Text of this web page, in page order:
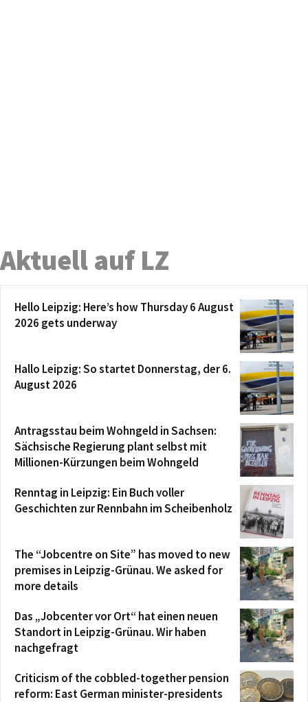
Aktuell auf LZ
Hello Leipzig: Here’s how Thursday 6 August
2026 gets underway
Hallo Leipzig: So startet Donnerstag, der 6.
August 2026
Antragsstau beim Wohngeld in Sachsen:
Sächsische Regierung plant selbst mit
Millionen-Kürzungen beim Wohngeld
Renntag in Leipzig: Ein Buch voller
Geschichten zur Rennbahn im Scheibenholz
The “Jobcentre on Site” has moved to new
premises in Leipzig-Grünau. We asked for
more details
Das „Jobcenter vor Ort“ hat einen neuen
Standort in Leipzig-Grünau. Wir haben
nachgefragt
Criticism of the cobbled-together pension
reform: East German minister-presidents